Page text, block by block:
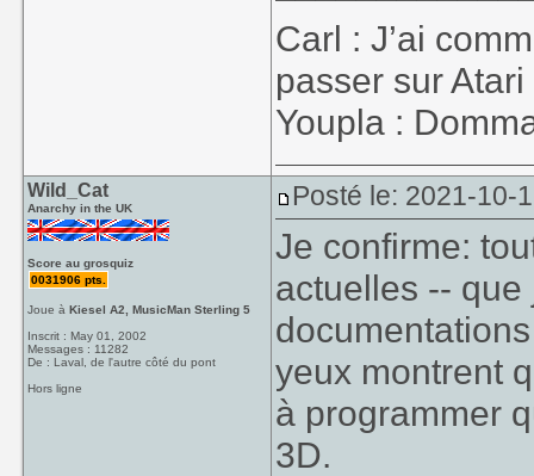
Carl : J’ai
passer sur Atari
Youpla :
Wild_Cat
Anarchy in the UK
Score au grosquiz
0031906 pts.
Joue àKiesel A2, MusicMan Sterling 5
Inscrit : May 01, 2002
Messages : 11282
De : Laval, de l'autre côté du pont
Hors ligne
Posté le: 2021-10-
Je confirme:
actuelles --
yeux montrent
à programmer
3D.